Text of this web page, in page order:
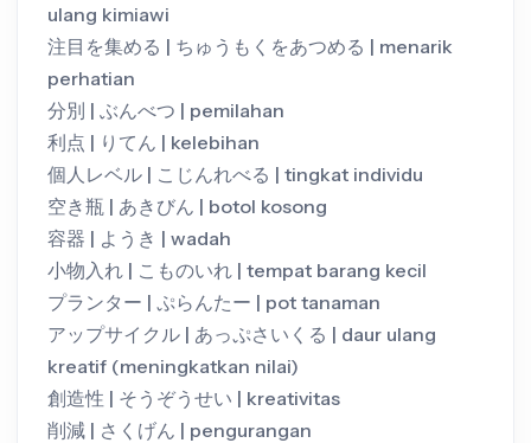
ulang kimiawi
注目を集める | ちゅうもくをあつめる | menarik
perhatian
分別 | ぶんべつ | pemilahan
利点 | りてん | kelebihan
個人レベル | こじんれべる | tingkat individu
空き瓶 | あきびん | botol kosong
容器 | ようき | wadah
小物入れ | こものいれ | tempat barang kecil
プランター | ぷらんたー | pot tanaman
アップサイクル | あっぷさいくる | daur ulang
kreatif (meningkatkan nilai)
創造性 | そうぞうせい | kreativitas
削減 | さくげん | pengurangan